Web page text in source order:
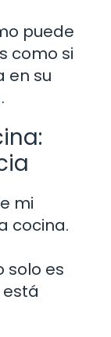
puede
como si
en su
mi
cocina.
solo es